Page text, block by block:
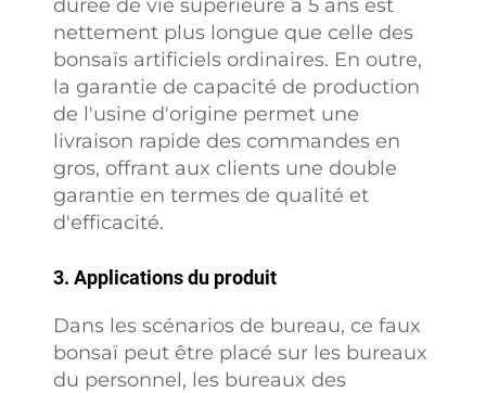
durée de vie supérieure à 5 ans est
nettement plus longue que celle des
bonsaïs artificiels ordinaires. En outre,
la garantie de capacité de production
de l'usine d'origine permet une
livraison rapide des commandes en
gros, offrant aux clients une double
garantie en termes de qualité et
d'efficacité.
3. Applications du produit
Dans les scénarios de bureau, ce faux
bonsaï peut être placé sur les bureaux
du personnel, les bureaux des